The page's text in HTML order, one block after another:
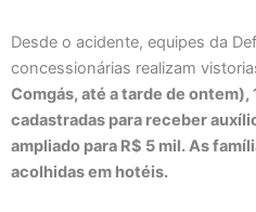
Desde o acidente, equipes da
concessionárias realizam
Comgás, até a tarde de
cadastradas para receber
ampliado para R$ 5 mil. As
acolhidas em hotéis.